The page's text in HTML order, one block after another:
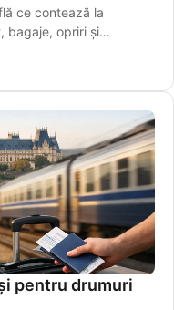
ce contează la
bagaje, opriri și
pentru drumuri